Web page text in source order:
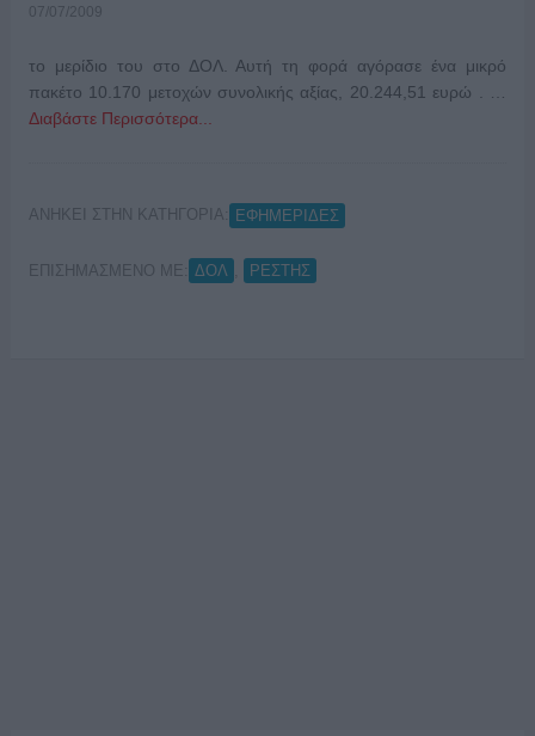
07/07/2009
το μερίδιο του στο ΔΟΛ. Αυτή τη φορά αγόρασε ένα μικρό
πακέτο 10.170 μετοχών συνολικής αξίας, 20.244,51 ευρώ . …
Διαβάστε Περισσότερα...
ΑΝΗΚΕΙ ΣΤΗΝ ΚΑΤΗΓΟΡΙΑ: ΕΦΗΜΕΡΙΔΕΣ
ΕΠΙΣΗΜΑΣΜΕΝΟ ΜΕ: ΔΟΛ ΡΕΣΤΗΣ